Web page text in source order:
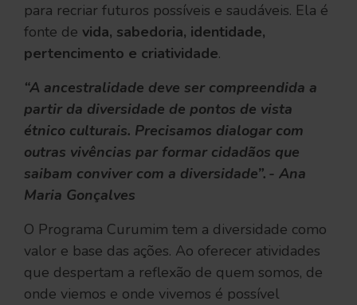
para recriar futuros possíveis e saudáveis. Ela é
fonte de vida, sabedoria, identidade,
pertencimento e criatividade.
“A ancestralidade deve ser compreendida a
partir da diversidade de pontos de vista
étnico culturais. Precisamos dialogar com
outras vivências par formar cidadãos que
saibam conviver com a diversidade”. - Ana
Maria Gonçalves
O Programa Curumim tem a diversidade como
valor e base das ações. Ao oferecer atividades
que despertam a reflexão de quem somos, de
onde viemos e onde vivemos é possível